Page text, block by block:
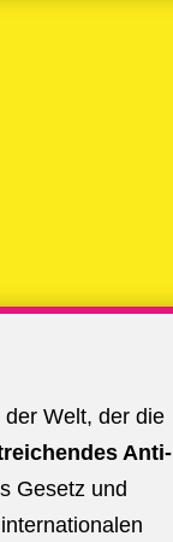
Welt, der die
Anti-
Gesetz und